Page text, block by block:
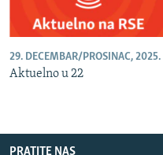
29. DECEMBAR/PROSINAC, 2025.
Aktuelno u 22
PRATITE NAS